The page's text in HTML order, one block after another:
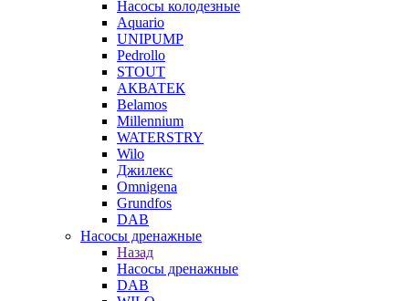
Насосы колодезные
Aquario
UNIPUMP
Pedrollo
STOUT
АКВАТЕК
Belamos
Millennium
WATERSTRY
Wilo
Джилекс
Omnigena
Grundfos
DAB
Насосы дренажные
Назад
Насосы дренажные
DAB